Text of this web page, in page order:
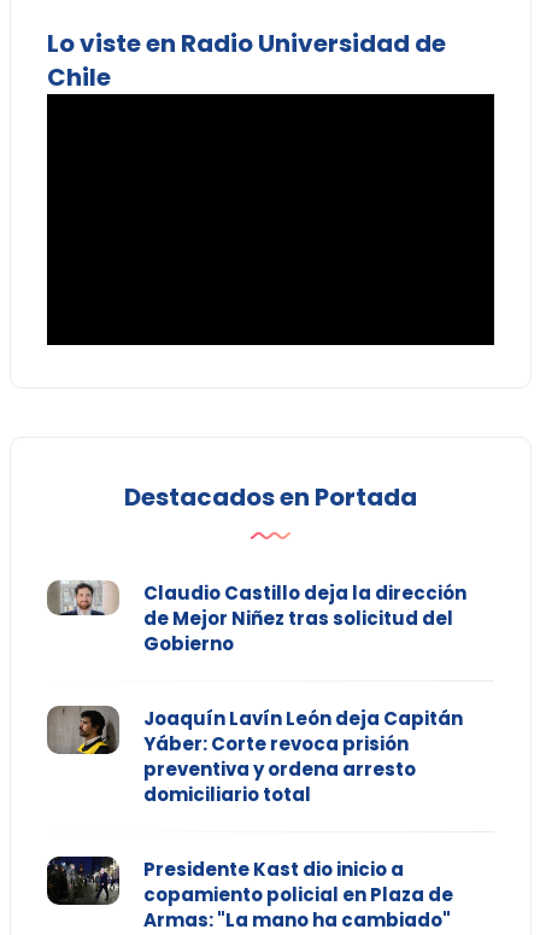
Lo viste en Radio Universidad de
Chile
Destacados en Portada
Claudio Castillo deja la dirección
de Mejor Niñez tras solicitud del
Gobierno
Joaquín Lavín León deja Capitán
Yáber: Corte revoca prisión
preventiva y ordena arresto
domiciliario total
Presidente Kast dio inicio a
copamiento policial en Plaza de
Armas: "La mano ha cambiado"